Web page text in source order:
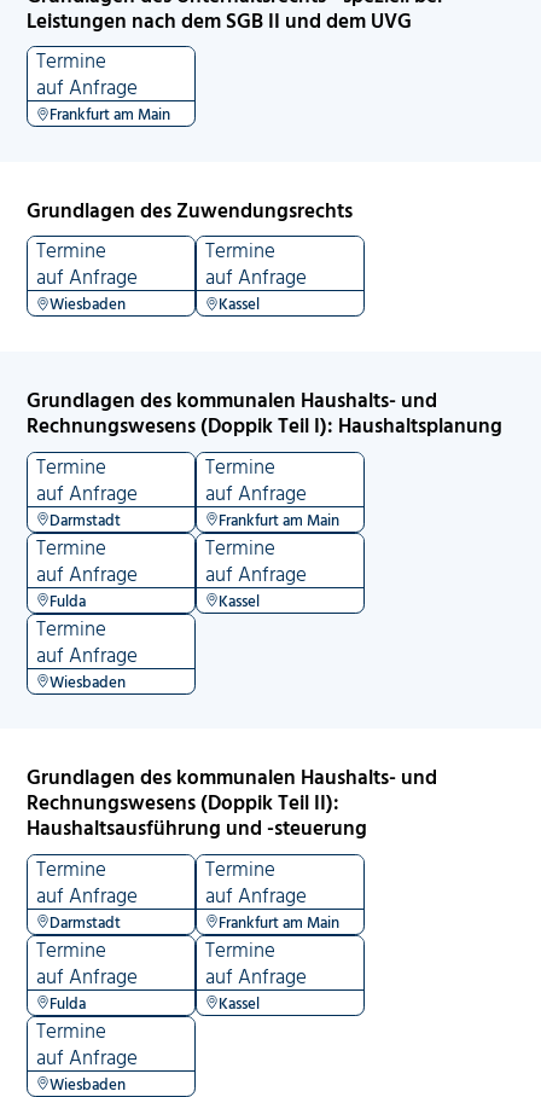
Leistungen nach dem SGB II und dem UVG
Termine
auf Anfrage
Frankfurt am Main
Grundlagen des Zuwendungsrechts
Termine
auf Anfrage
Wiesbaden
Termine
auf Anfrage
Kassel
Grundlagen des kommunalen Haushalts- und
Rechnungswesens (Doppik Teil I): Haushaltsplanung
Termine
auf Anfrage
Darmstadt
Termine
auf Anfrage
Frankfurt am Main
Termine
auf Anfrage
Fulda
Termine
auf Anfrage
Kassel
Termine
auf Anfrage
Wiesbaden
Grundlagen des kommunalen Haushalts- und
Rechnungswesens (Doppik Teil II):
Haushaltsausführung und -steuerung
Termine
auf Anfrage
Darmstadt
Termine
auf Anfrage
Frankfurt am Main
Termine
auf Anfrage
Fulda
Termine
auf Anfrage
Kassel
Termine
auf Anfrage
Wiesbaden